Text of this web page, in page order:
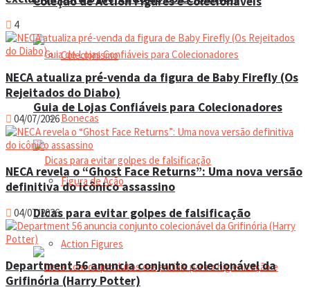
Colecionismo
Bonecas
Figura de Ação
Action Figures
Guia de Lojas Confiáveis para Colecionadores
Dicas para evitar golpes de falsificação
4
NECA atualiza pré-venda da figura de Baby Firefly (Os
Rejeitados do Diabo)
04/07/2026
NECA revela o “Ghost Face Returns”: Uma nova versão
definitiva do icônico assassino
04/07/2026
Department 56 anuncia conjunto colecionável da
Grifinória (Harry Potter)